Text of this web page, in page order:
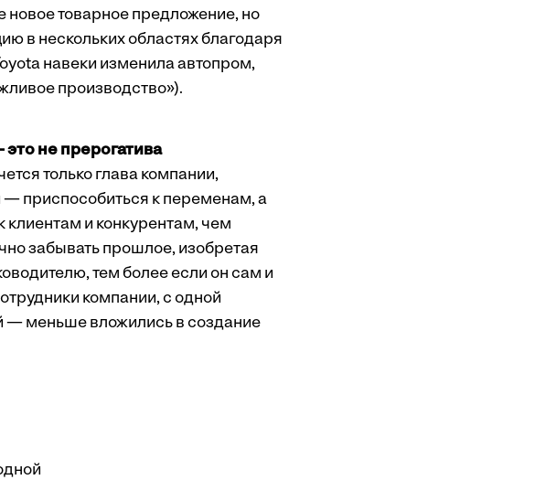
новое товарное предложение, но
в нескольких областях благодаря
навеки изменила автопром,
производство»).
не прерогатива
только глава компании,
— приспособиться к переменам, а
и конкурентам, чем
забывать прошлое, изобретая
тем более если он сам и
компании, с одной
— меньше вложились в создание